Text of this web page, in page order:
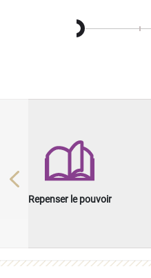
Repenser le pouvoir
Previous